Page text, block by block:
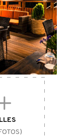
(Fotokopien,